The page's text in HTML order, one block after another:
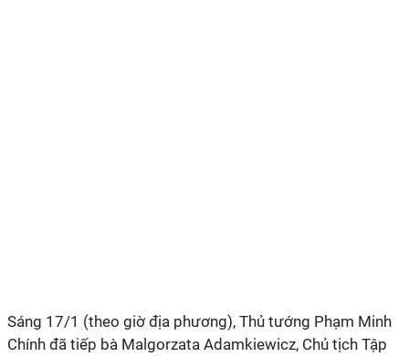
Sáng 17/1 (theo giờ địa phương), Thủ tướng Phạm Minh
Chính đã tiếp bà Malgorzata Adamkiewicz, Chủ tịch Tập